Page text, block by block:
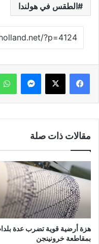
الطقس في هولندا
فيسبوك ‫X ماسنجر
مقالات ذات صلة
هزة أرضية قوية تضرب عدة
بمقاطعة خرونينجن